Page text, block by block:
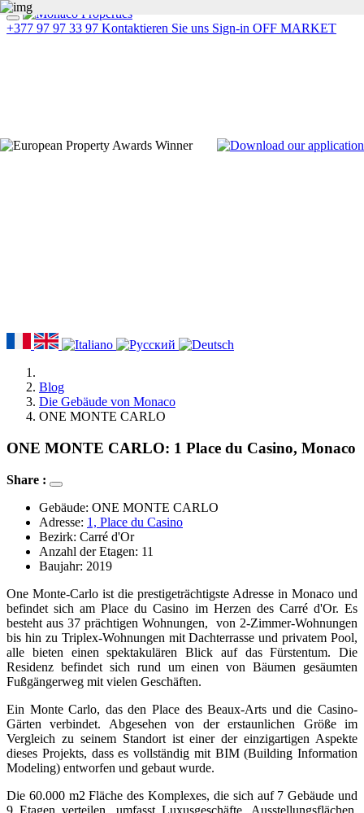
+377 97 97 33 97 Kontaktieren Sie uns Sign-in OFF MARKET
Blog
Die Gebäude von Monaco
ONE MONTE CARLO
ONE MONTE CARLO: 1 Place du Casino, Monaco
Share :
Gebäude: ONE MONTE CARLO
Adresse: 1, Place du Casino
Bezirk: Carré d'Or
Anzahl der Etagen: 11
Baujahr: 2019
One Monte-Carlo ist die prestigeträchtigste Adresse in Monaco und
befindet sich am Place du Casino im Herzen des Carré d'Or. Es
besteht aus 37 prächtigen Wohnungen, von 2-Zimmer-Wohnungen
bis hin zu Triplex-Wohnungen mit Dachterrasse und privatem Pool,
alle bieten einen spektakulären Blick auf das Fürstentum. Die
Residenz befindet sich rund um einen von Bäumen gesäumten
Fußgängerweg mit vielen Geschäften.
Ein Monte Carlo, das den Place des Beaux-Arts und die Casino-
Gärten verbindet. Abgesehen von der erstaunlichen Größe im
Vergleich zu seinem Standort ist einer der einzigartigen Aspekte
dieses Projekts, dass es vollständig mit BIM (Building Information
Modeling) entworfen und gebaut wurde.
Die 60.000 m2 Fläche des Komplexes, die sich auf 7 Gebäude und
9 Etagen verteilen, umfasst Luxusgeschäfte, Ausstellungsflächen,